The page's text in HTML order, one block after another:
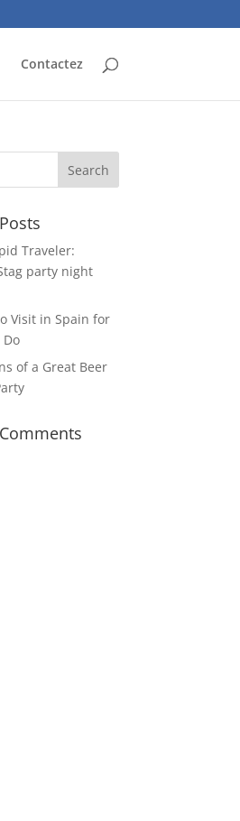
Contactez
Traveler:
party night
Visit in Spain for
Do
of a Great Beer